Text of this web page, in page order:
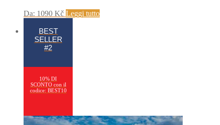
Da: 1090 Kč Leggi tutto
BEST
SELLER
#2
10% DI
SCONTO con il
codice: BEST10